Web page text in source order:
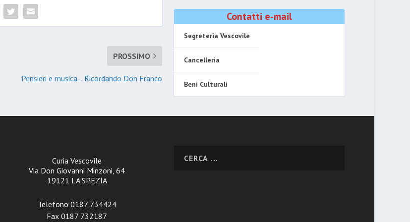
PROSSIMO
Pensieri e musica… Ricordando Don Franco
Contatti e-mail
Segreteria Vescovile
Cancelleria
Beni Culturali
Curia Vescovile
Via Don Giovanni Minzoni, 64
19121 LA SPEZIA
Telefono 0187 734424
Fax 0187 732187